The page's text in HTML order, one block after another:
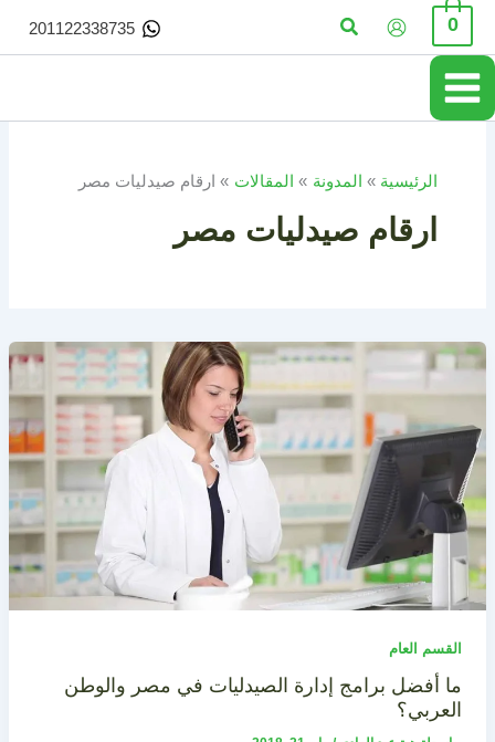
تخطي
المحتوى
0 البحث 201122338735
الرئيسية المدونة المقالات ارقام صيدليات مصر
ارقام صيدليات مصر
القسم العام
ما أفضل برامج إدارة الصيدليات في مصر والوطن
العربي؟